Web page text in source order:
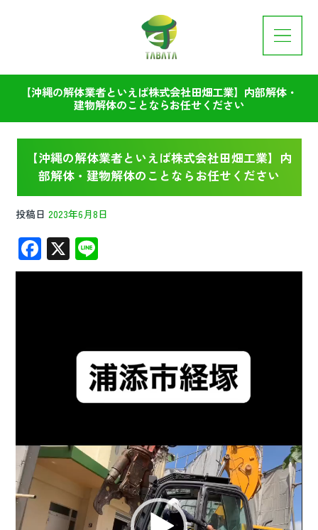
【沖縄の解体業者といえば株式会社田畑工業】内部解体・
建物解体のことならお任せください
【沖縄の解体業者といえば株式会社田畑工業】内
部解体・建物解体のことならお任せください
投稿日 2023年6月8日
F
ac
X
n